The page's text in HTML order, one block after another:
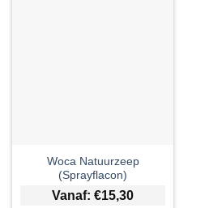
Woca Natuurzeep
(Sprayflacon)
Vanaf: €15,30